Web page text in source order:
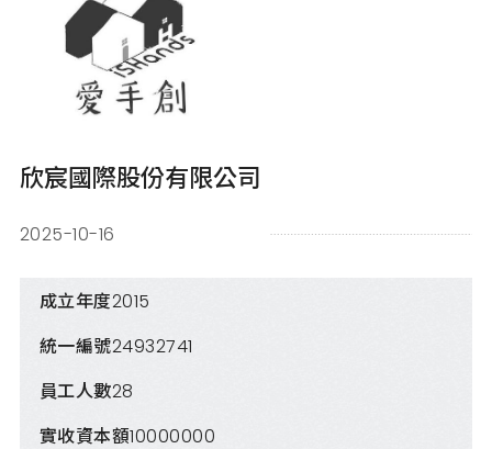
欣宸國際股份有限公司
2025-10-16
成立年度2015
統一編號24932741
員工人數28
實收資本額10000000